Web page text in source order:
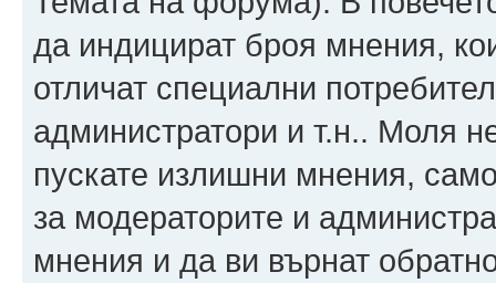
да индицират броя мнения,
отличат специални
администратори и т.н.. Моля
пускате излишни мнения,
за модераторите и
мнения и да ви върнат